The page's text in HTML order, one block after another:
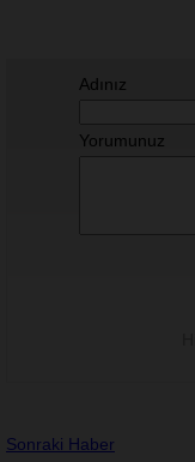
Adınız
Yorumunuz
Sonraki Haber